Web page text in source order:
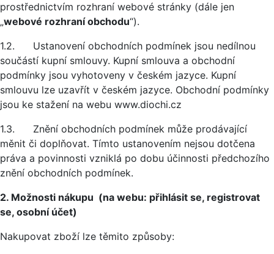
prostřednictvím rozhraní webové stránky (dále jen
„webové rozhraní obchodu“).
1.2. Ustanovení obchodních podmínek jsou nedílnou
součástí kupní smlouvy. Kupní smlouva a obchodní
podmínky jsou vyhotoveny v českém jazyce. Kupní
smlouvu lze uzavřít v českém jazyce. Obchodní podmínky
jsou ke stažení na webu www.diochi.cz
1.3. Znění obchodních podmínek může prodávající
měnit či doplňovat. Tímto ustanovením nejsou dotčena
práva a povinnosti vzniklá po dobu účinnosti předchozího
znění obchodních podmínek.
2. Možnosti nákupu (na webu: přihlásit se, registrovat
se, osobní účet)
Nakupovat zboží lze těmito způsoby: